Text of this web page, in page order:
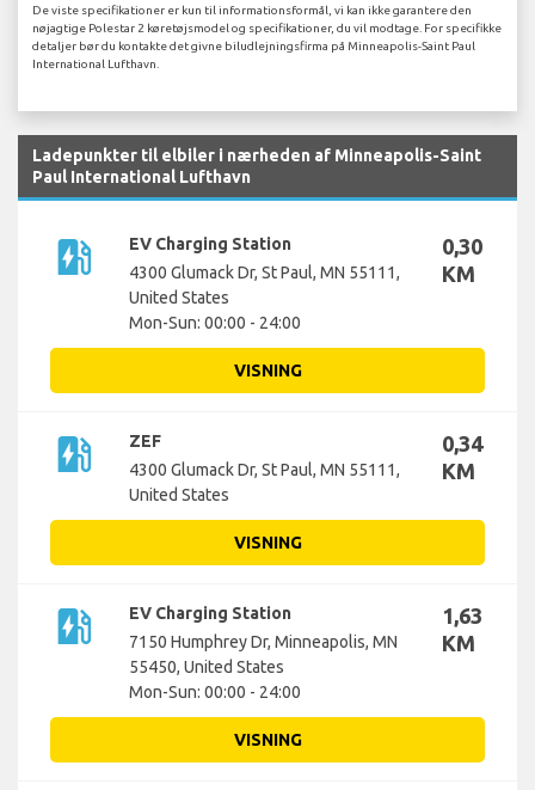
De viste specifikationer er kun til informationsformål, vi kan ikke garantere den
nøjagtige Polestar 2 køretøjsmodel og specifikationer, du vil modtage. For specifikke
detaljer bør du kontakte det givne biludlejningsfirma på Minneapolis-Saint Paul
International Lufthavn.
Ladepunkter til elbiler i nærheden af Minneapolis-Saint
Paul International Lufthavn
ev_station
EV Charging Station
4300 Glumack Dr, St Paul, MN 55111,
United States
Mon-Sun: 00:00 - 24:00
0,30
KM
VISNING
ev_station
ZEF
4300 Glumack Dr, St Paul, MN 55111,
United States
0,34
KM
VISNING
ev_station
EV Charging Station
7150 Humphrey Dr, Minneapolis, MN
55450, United States
Mon-Sun: 00:00 - 24:00
1,63
KM
VISNING